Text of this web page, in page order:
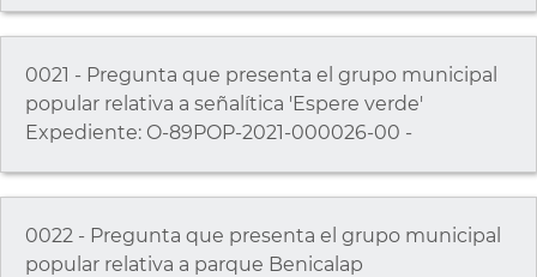
0021 - Pregunta que presenta el grupo municipal
popular relativa a señalítica 'Espere verde'
Expediente: O-89POP-2021-000026-00 -
0022 - Pregunta que presenta el grupo municipal
popular relativa a parque Benicalap